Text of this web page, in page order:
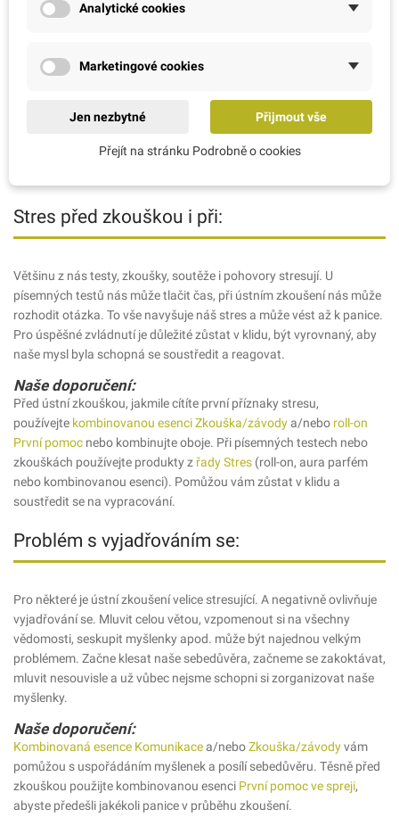
Zaměřuje většinu energie k negativním myšlenkám a v hlavě jich lítá
Naše doporučení:
je vhodným pomocníkem.
Připravte si lahev s pitím, upíjejte a učte se. Ztráta koncentrace při
zkoušce: v den zkoušky a předchozí den užívejte tuto esenci v
nápoji. Ke zkoušce si pak nezapomeňte vzít sprej nebo
Stres před zkouškou i při:
Většinu z nás testy, zkoušky, soutěže i pohovory stresují. U
písemných testů nás může tlačit čas, při ústním zkoušení nás může
rozhodit otázka. To vše navyšuje náš stres a může vést až k panice.
Pro úspěšné zvládnutí je důležité zůstat v klidu, být vyrovnaný, aby
naše mysl byla schopná se soustředit a reagovat.
Naše doporučení:
Před ústní zkouškou, jakmile cítíte první příznaky stresu,
používejte kombinovanou esenci Zkouška/závody a/nebo roll-on
První pomoc nebo kombinujte oboje. Při písemných testech nebo
zkouškách používejte produkty z řady Stres (roll-on, aura parfém
nebo kombinovanou esenci). Pomůžou vám zůstat v klidu a
soustředit se na vypracování.
Problém s vyjadřováním se:
Pro některé je ústní zkoušení velice stresující. A negativně ovlivňuje
vyjadřování se. Mluvit celou větou, vzpomenout si na všechny
vědomosti, seskupit myšlenky apod. může být najednou velkým
problémem. Začne klesat naše sebedůvěra, začneme se zakoktávat,
mluvit nesouvisle a už vůbec nejsme schopni si zorganizovat naše
myšlenky.
Naše doporučení:
Kombinovaná esence Komunikace a/neboZkouška/závodyvám
pomůžou s uspořádáním myšlenek a posílí sebedůvěru. Těsně před
zkouškou použijte kombinovanou esenci První pomoc ve spreji,
abyste předešli jakékoli panice v průběhu zkoušení.
Analytické cookies
Marketingové cookies
Jen nezbytné Přijmout vše
Přejít na stránku Podrobně o cookies